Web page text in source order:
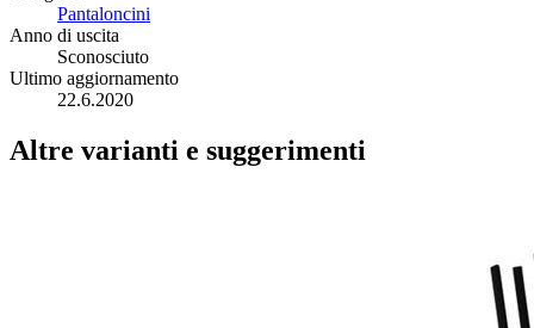
Pantaloncini
Anno di uscita
Sconosciuto
Ultimo aggiornamento
22.6.2020
Altre varianti e suggerimenti